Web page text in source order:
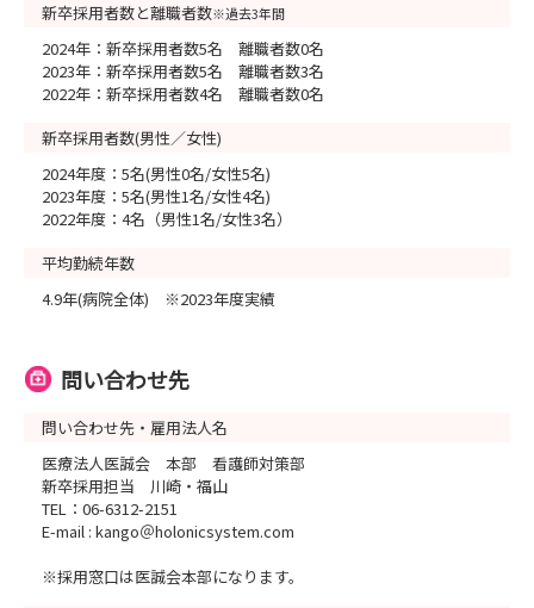
新卒採用者数と離職者数※過去3年間
2024年：新卒採用者数5名 離職者数0名
2023年：新卒採用者数5名 離職者数3名
2022年：新卒採用者数4名 離職者数0名
新卒採用者数(男性／女性)
2024年度：5名(男性0名/女性5名)
2023年度：5名(男性1名/女性4名)
2022年度：4名（男性1名/女性3名）
平均勤続年数
4.9年(病院全体) ※2023年度実績
問い合わせ先
問い合わせ先・雇用法人名
医療法人医誠会 本部 看護師対策部
新卒採用担当 川崎・福山
TEL：06-6312-2151
E-mail : kango＠holonicsystem.com
※採用窓口は医誠会本部になります。